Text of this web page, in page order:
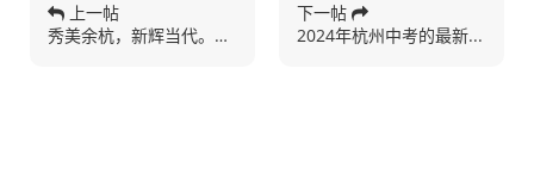
上一帖
秀美余杭，新辉当代。良渚...
下一帖
2024年杭州中考的最新...